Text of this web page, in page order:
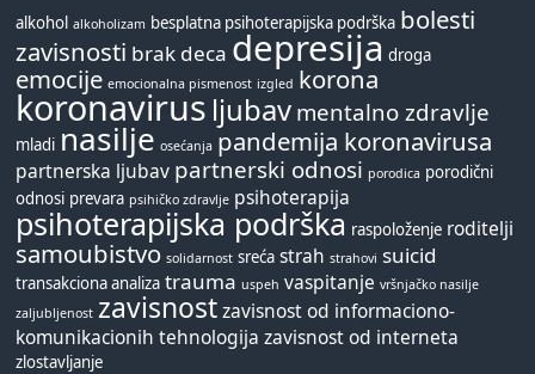
alkohol alkoholizam besplatna psihoterapijska podrška bolesti
zavisnosti brak deca depresija droga
emocije emocionalna pismenost izgled korona
koronavirus ljubav mentalno zdravlje
mladi nasilje osećanja pandemija koronavirusa
partnerska ljubav partnerski odnosi porodica porodični
odnosi prevara psihičko zdravlje psihoterapija
psihoterapijska podrška raspoloženje roditelji
samoubistvo solidarnost sreća strah strahovi suicid
transakciona analiza trauma uspeh vaspitanje vršnjačko nasilje
zaljubljenost zavisnost zavisnost od informaciono-
komunikacionih tehnologija zavisnost od interneta
zlostavljanje